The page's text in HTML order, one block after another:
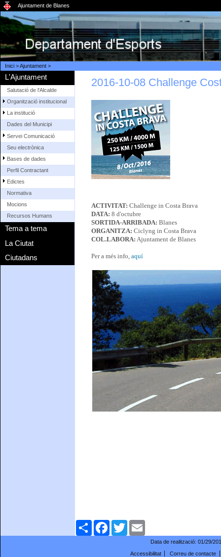
Ajuntament de Blanes
Inici>Ajuntament>
L'Ajuntament
Salutació de l'Alcalde
Organització institucional
La institució
Dades del Municipi
Servei Comunicació
Seu electrònica
Bases de dades
Perfil Contractant
Edictes
Normativa
Mocions
Recursos Humans
Tema a tema
La Ciutat
Ciutadans
2016-10-08 Challenge
ACTIVITAT: Challenge in Costa Brava
DATA: 8 d'octubre
SORTIDA-ARRIBADA: Blanes
ORGANITZA: Ciclyng in Costa Brava
COL.LABORA: Ajuntament de Blanes
Per a més info, aquí
ComparteixFacebookTwitter
Data de realització: 01/29/
Accessibilitat
Correu de contacte